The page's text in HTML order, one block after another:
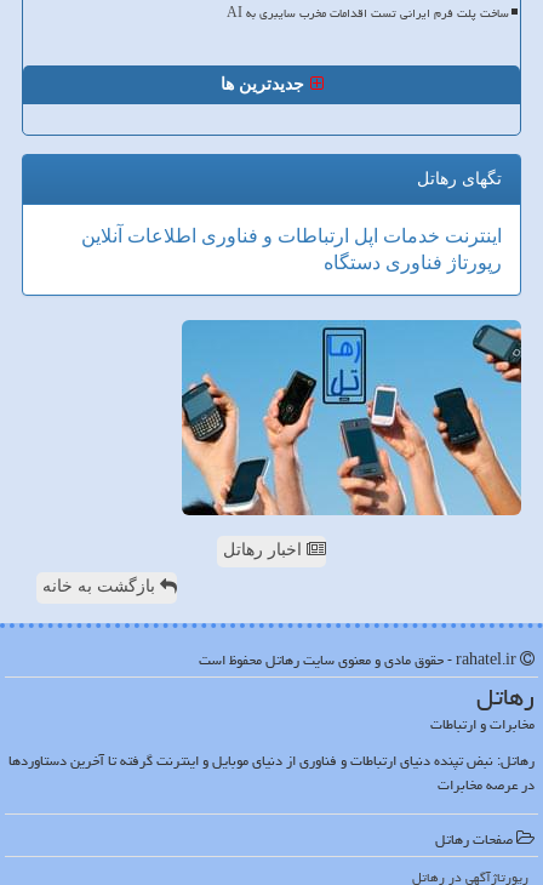
ساخت پلت فرم ایرانی تست اقدامات مخرب سایبری به AI
جدیدترین ها
تگهای رهاتل
اینترنت خدمات اپل ارتباطات و فناوری اطلاعات آنلاین
رپورتاژ فناوری دستگاه
اخبار رهاتل
بازگشت به خانه
رهاتل
مخابرات و ارتباطات
رهاتل: نبض تپنده دنیای ارتباطات و فناوری از دنیای موبایل و اینترنت گرفته تا آخرین دستاوردها
در عرصه مخابرات
صفحات رهاتل
رپورتاژآگهی در رهاتل